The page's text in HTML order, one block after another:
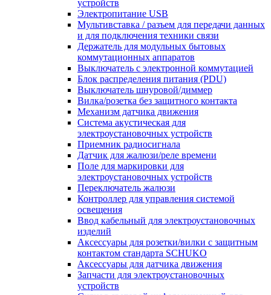
устройств
Электропитание USB
Мультивставка / разъем для передачи данных
и для подключения техники связи
Держатель для модульных бытовых
коммутационных аппаратов
Выключатель с электронной коммутацией
Блок распределения питания (PDU)
Выключатель шнуровой/диммер
Вилка/розетка без защитного контакта
Механизм датчика движения
Система акустическая для
электроустановочных устройств
Приемник радиосигнала
Датчик для жалюзи/реле времени
Поле для маркировки для
электроустановочных устройств
Переключатель жалюзи
Контроллер для управления системой
освещения
Ввод кабельный для электроустановочных
изделий
Аксессуары для розетки/вилки с защитным
контактом стандарта SCHUKO
Аксессуары для датчика движения
Запчасти для электроустановочных
устройств